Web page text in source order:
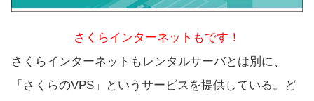
さくらインターネットもです！
さくらインターネットもレンタルサーバとは別に、
「 さくらのVPS 」というサービスを提供している。ど